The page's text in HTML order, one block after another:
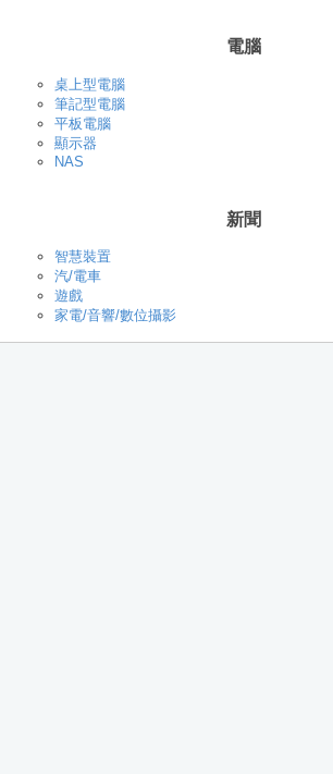
電腦
桌上型電腦
筆記型電腦
平板電腦
顯示器
NAS
新聞
智慧裝置
汽/電車
遊戲
家電/音響/數位攝影